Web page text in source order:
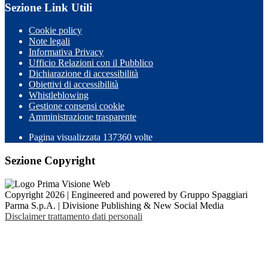
Sezione Link Utili
Cookie policy
Note legali
Informativa Privacy
Ufficio Relazioni con il Pubblico
Dichiarazione di accessibilità
Obiettivi di accessibilità
Whistleblowing
Gestione consensi cookie
Amministrazione trasparente
Pagina visualizzata 137360 volte
Sezione Copyright
Copyright 2026 | Engineered and powered by Gruppo Spaggiari
Parma S.p.A. | Divisione Publishing & New Social Media
Disclaimer trattamento dati personali